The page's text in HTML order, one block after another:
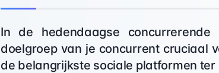
In de hedendaagse
doelgroep van je concurrent cruciaal
de belangrijkste sociale platformen